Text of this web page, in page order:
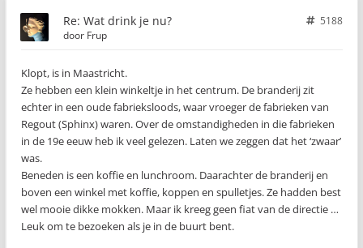
Re: Wat drink je nu?
5188
door Frup
Klopt, is in Maastricht.
Ze hebben een klein winkeltje in het centrum. De branderij zit
echter in een oude fabrieksloods, waar vroeger de fabrieken van
Regout (Sphinx) waren. Over de omstandigheden in die fabrieken
in de 19e eeuw heb ik veel gelezen. Laten we zeggen dat het ‘zwaar’
was.
Beneden is een koffie en lunchroom. Daarachter de branderij en
boven een winkel met koffie, koppen en spulletjes. Ze hadden best
wel mooie dikke mokken. Maar ik kreeg geen fiat van de directie …
Leuk om te bezoeken als je in de buurt bent.